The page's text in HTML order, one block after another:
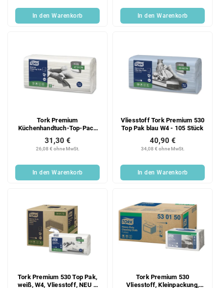
In den Warenkorb In den Warenkorb
Tork Premium
Küchenhandtuch-Top-Pack
W4 - 75 Stück
26,08 € ohne MwSt.
31,30 €
In den Warenkorb
Vliesstoff Tork Premium 530
Top Pak blau W4 - 105 Stück
34,08 € ohne MwSt.
40,90 €
In den Warenkorb
Tork Premium 530 Top Pak,
weiß, W4, Vliesstoff, NEU –
Tork Premium 530
Vliesstoff, Kleinpackung,